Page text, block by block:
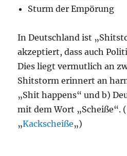
Sturm der Empörung
In Deutschland ist
akzeptiert, dass auch
Dies liegt vermutlich an
Shitstorm erinnert an
„Shit happens“ und b)
mit dem Wort „Scheiße“.
„Kackscheiße„)